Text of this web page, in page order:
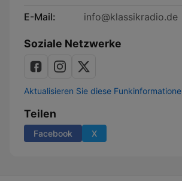
E-Mail:
info@klassikradio.de
Soziale Netzwerke
Aktualisieren Sie diese
Teilen
Facebook X